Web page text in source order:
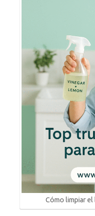
Cómo limpiar